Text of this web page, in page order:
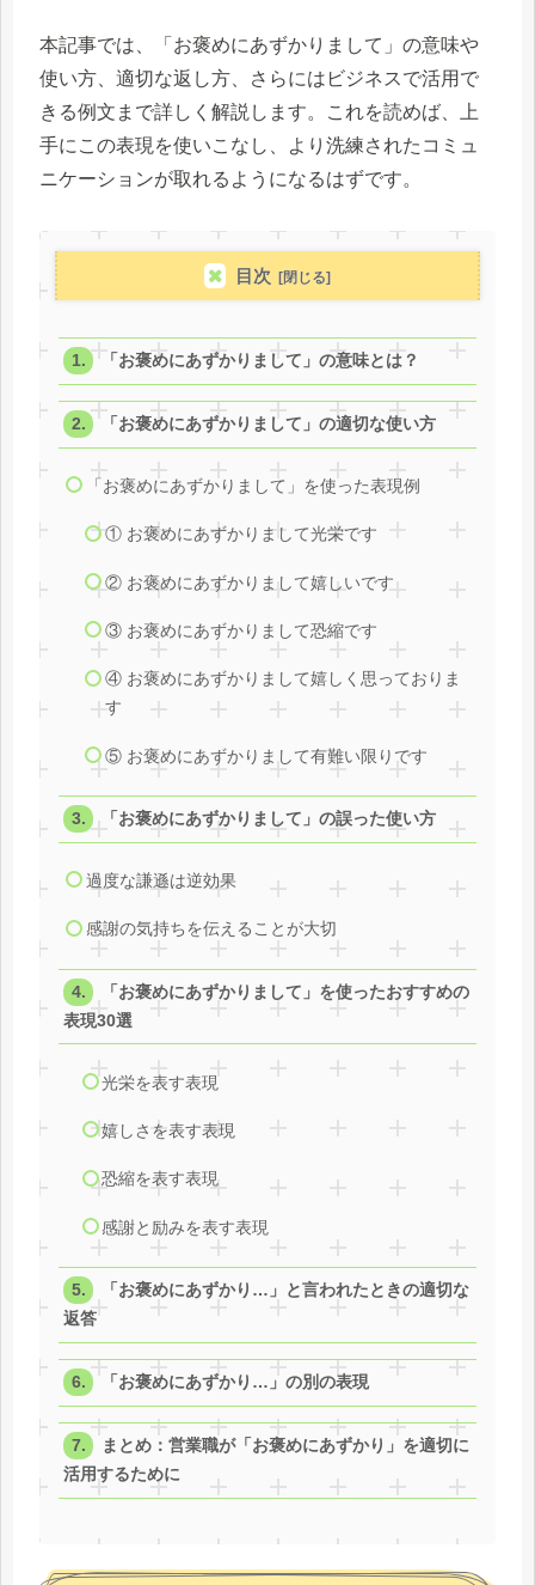
本記事では、「お褒めにあずかりまして」の意味や
使い方、適切な返し方、さらにはビジネスで活用で
きる例文まで詳しく解説します。これを読めば、上
手にこの表現を使いこなし、より洗練されたコミュ
ニケーションが取れるようになるはずです。
目次
「お褒めにあずかりまして」の意味とは？
「お褒めにあずかりまして」の適切な使い方
「お褒めにあずかりまして」を使った表現例
① お褒めにあずかりまして光栄です
② お褒めにあずかりまして嬉しいです
③ お褒めにあずかりまして恐縮です
④ お褒めにあずかりまして嬉しく思っておりま
す
⑤ お褒めにあずかりまして有難い限りです
「お褒めにあずかりまして」の誤った使い方
過度な謙遜は逆効果
感謝の気持ちを伝えることが大切
「お褒めにあずかりまして」を使ったおすすめの
表現30選
光栄を表す表現
嬉しさを表す表現
恐縮を表す表現
感謝と励みを表す表現
「お褒めにあずかり…」と言われたときの適切な
返答
「お褒めにあずかり…」の別の表現
まとめ：営業職が「お褒めにあずかり」を適切に
活用するために